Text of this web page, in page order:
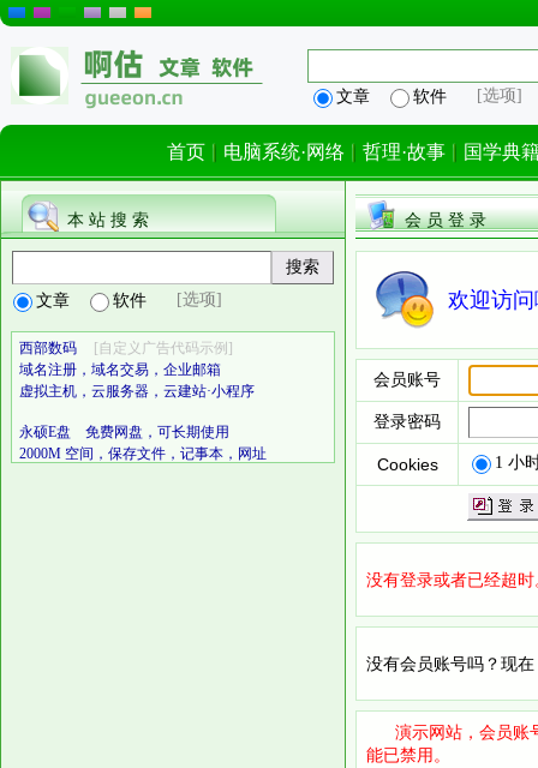
文章 软件 [选项]
首页 电脑系统·网络 哲理·故事 国学典
本 站 搜 索
文章 软件 [选项]
西部数码
[自定义广告代码示例]
域名注册，域名交易，企业邮箱
虚拟主机，云服务器，云建站·小程序
永硕E盘 免费网盘，可长期使用
2000M 空间，保存文件，记事本，网址
会 员 登 录
欢迎访
会员账号
登录密码
Cookies 1 小
没有登录或者已经超时
没有会员账号吗？现在
演示网站，会员账
能已禁用。